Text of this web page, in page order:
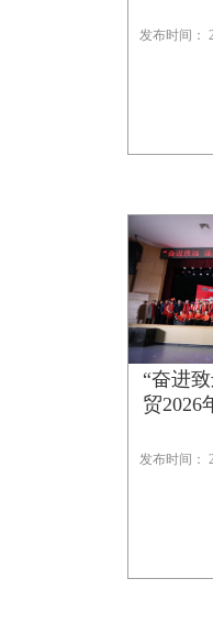
发布时间：
“奋进
贸2026
发布时间：